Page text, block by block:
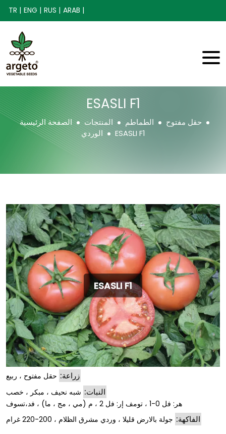
TR | ENG | RUS | ARAB |
ESASLI F1
الصفحة الرئيسية المنتجات الطماطم
حقل مفتوح
الوردي
ESASLI F1
ESASLI F1
زراعة: حقل مفتوح ، ربيع
النبات: شبه نحيف ، مبكر ، خصب
هر: فل 0-1 ، تومف إر: فل 2 ، م (مي ، مج ، ما) ، فد،تسوف
الفاكهة: جولة بالارض قليلا ، وردي مشرق الظلام ، 200-220 غرام